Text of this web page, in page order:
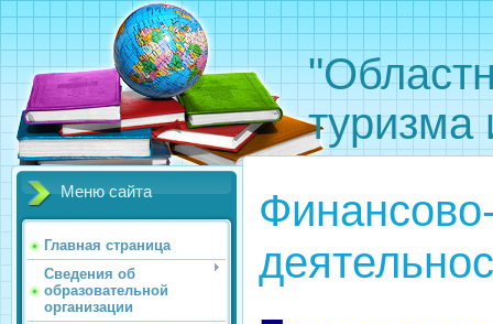
туризма
Меню сайта
Главная страница
Сведения об
образовательной
организации